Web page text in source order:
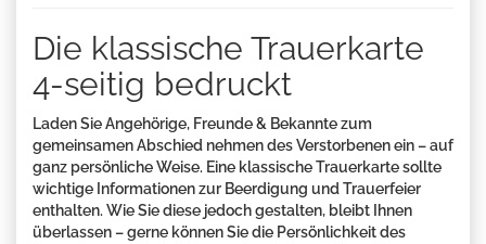
Die klassische Trauerkarte
4-seitig bedruckt
Laden Sie Angehörige, Freunde & Bekannte zum
gemeinsamen Abschied nehmen des Verstorbenen ein – auf
ganz persönliche Weise. Eine klassische Trauerkarte sollte
wichtige Informationen zur Beerdigung und Trauerfeier
enthalten. Wie Sie diese jedoch gestalten, bleibt Ihnen
überlassen – gerne können Sie die Persönlichkeit des